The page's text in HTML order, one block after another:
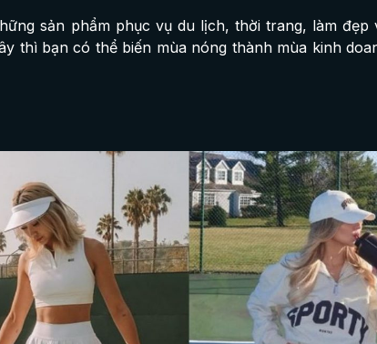
sản phẩm phục vụ du lịch, thời trang, làm đẹp
thì bạn có thể biến mùa nóng thành mùa kinh